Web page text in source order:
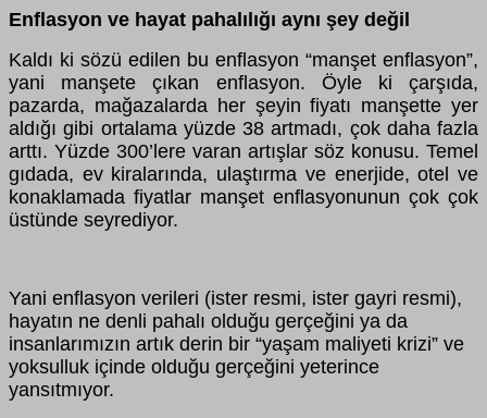
Enflasyon ve hayat pahalılığı aynı şey değil
Kaldı ki sözü edilen bu enflasyon “manşet enflasyon”,
yani manşete çıkan enflasyon. Öyle ki çarşıda,
pazarda, mağazalarda her şeyin fiyatı manşette yer
aldığı gibi ortalama yüzde 38 artmadı, çok daha fazla
arttı. Yüzde 300’lere varan artışlar söz konusu. Temel
gıdada, ev kiralarında, ulaştırma ve enerjide, otel ve
konaklamada fiyatlar manşet enflasyonunun çok çok
üstünde seyrediyor.
Yani enflasyon verileri (ister resmi, ister gayri resmi),
hayatın ne denli pahalı olduğu gerçeğini ya da
insanlarımızın artık derin bir “yaşam maliyeti krizi” ve
yoksulluk içinde olduğu gerçeğini yeterince
yansıtmıyor.